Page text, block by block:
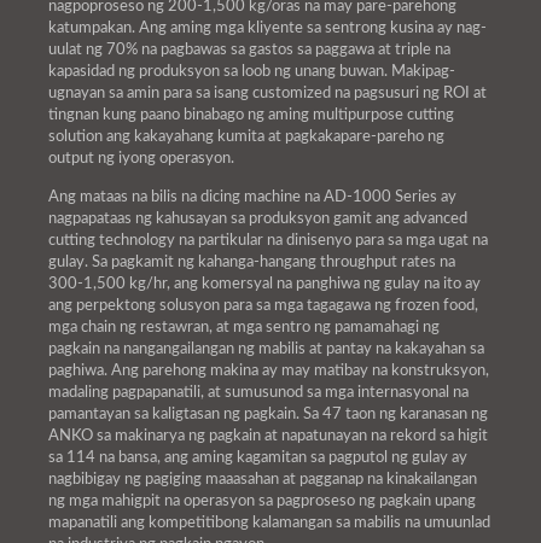
nagpoproseso ng 200-1,500 kg/oras na may pare-parehong
katumpakan. Ang aming mga kliyente sa sentrong kusina ay nag-
uulat ng 70% na pagbawas sa gastos sa paggawa at triple na
kapasidad ng produksyon sa loob ng unang buwan. Makipag-
ugnayan sa amin para sa isang customized na pagsusuri ng ROI at
tingnan kung paano binabago ng aming multipurpose cutting
solution ang kakayahang kumita at pagkakapare-pareho ng
output ng iyong operasyon.
Ang mataas na bilis na dicing machine na AD-1000 Series ay
nagpapataas ng kahusayan sa produksyon gamit ang advanced
cutting technology na partikular na dinisenyo para sa mga ugat na
gulay. Sa pagkamit ng kahanga-hangang throughput rates na
300-1,500 kg/hr, ang komersyal na panghiwa ng gulay na ito ay
ang perpektong solusyon para sa mga tagagawa ng frozen food,
mga chain ng restawran, at mga sentro ng pamamahagi ng
pagkain na nangangailangan ng mabilis at pantay na kakayahan sa
paghiwa. Ang parehong makina ay may matibay na konstruksyon,
madaling pagpapanatili, at sumusunod sa mga internasyonal na
pamantayan sa kaligtasan ng pagkain. Sa 47 taon ng karanasan ng
ANKO sa makinarya ng pagkain at napatunayan na rekord sa higit
sa 114 na bansa, ang aming kagamitan sa pagputol ng gulay ay
nagbibigay ng pagiging maaasahan at pagganap na kinakailangan
ng mga mahigpit na operasyon sa pagproseso ng pagkain upang
mapanatili ang kompetitibong kalamangan sa mabilis na umuunlad